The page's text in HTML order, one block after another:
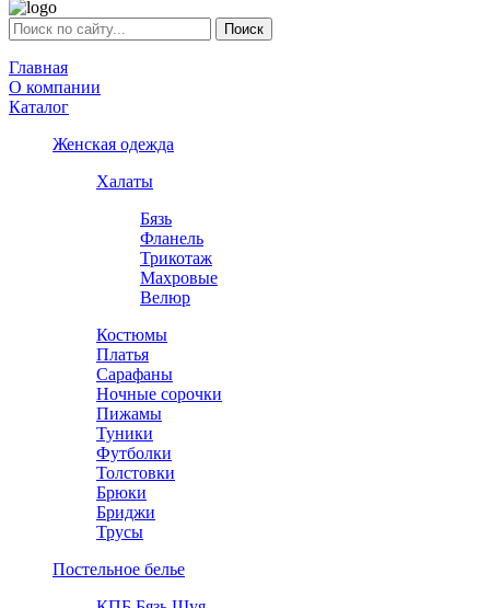
Главная
О компании
Каталог
Женская одежда
Халаты
Бязь
Фланель
Трикотаж
Махровые
Велюр
Костюмы
Платья
Сарафаны
Ночные сорочки
Пижамы
Туники
Футболки
Толстовки
Брюки
Бриджи
Трусы
Постельное белье